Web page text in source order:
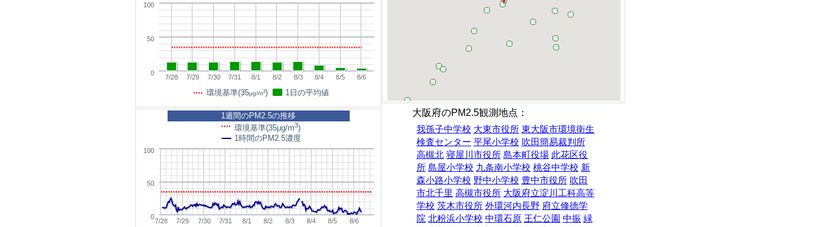
7/28 7/29 7/30 7/31 8/1 8/2 8/3 8/4 8/5 8/6
0
50
100
環境基準(35μg/m3) 1日の平均値
7/28 7/29 7/30 7/31 8/1 8/2 8/3 8/4 8/5 8/6
0
50
100
1週間のPM2.5の推移
環境基準(35μg/m3)
1時間のPM2.5濃度
大阪府のPM2.5観測地点：
我孫子中学校 大東市役所 東大阪市環境衛生
検査センター 平尾小学校 吹田簡易裁判所
高槻北 寝屋川市役所 島本町役場 此花区役
所 島屋小学校 九条南小学校 桃谷中学校 新
森小路小学校 野中小学校 豊中市役所 吹田
市北千里 高槻市役所 大阪府立淀川工科高等
学校 茨木市役所 外環河内長野 府立修徳学
院 北粉浜小学校 中環石原 王仁公園 中振 緑